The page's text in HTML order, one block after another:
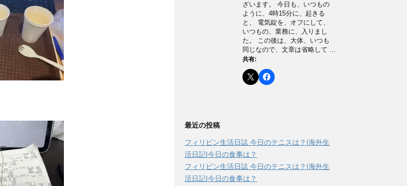
ざいます。 今日も、いつもの
ように、4時15分に、起きる
と、 電気錠を、オフにして、
いつもの、業務に、入りまし
た。 この後は、大体、いつも
同じなので、文章は省略して ...
共有:
最近の投稿
フィリピン生活日誌 今日のテニスは？|海外生
活日記|今日の食事は？
フィリピン生活日誌 今日のテニスは？|海外生
活日記|今日の食事は？